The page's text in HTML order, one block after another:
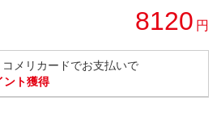
8120 円
メリカードでお支払いで
ント獲得